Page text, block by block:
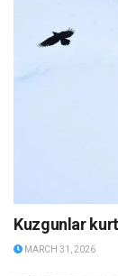
Kuzgunlar
MARCH 31, 2026